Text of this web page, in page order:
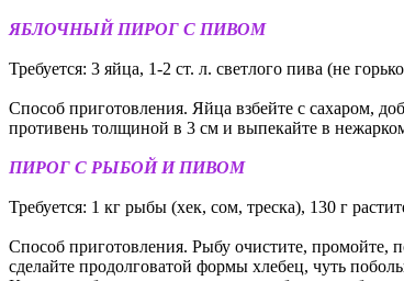
ЯБЛОЧНЫЙ ПИРОГ С ПИВОМ
Требуется: 3 яйца, 1-2 ст. л. светлого пива (не
Способ приготовления. Яйца взбейте с сахаром,
противень толщиной в 3 см и выпекайте в
ПИРОГ С РЫБОЙ И ПИВОМ
Требуется: 1 кг рыбы (хек, сом, треска), 130 г
Способ приготовления. Рыбу очистите, промойте,
сделайте продолговатой формы хлебец, чуть